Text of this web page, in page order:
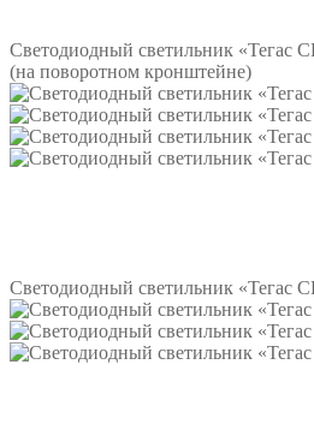
Светодиодный светильник
(на поворотном кронштейне)
Светодиодный светильник «Тегас